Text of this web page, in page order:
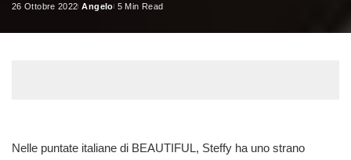
26 Ottobre 2022
Posted
Angelo 5 Min Read
Nelle puntate italiane di BEAUTIFUL, Steffy ha uno strano